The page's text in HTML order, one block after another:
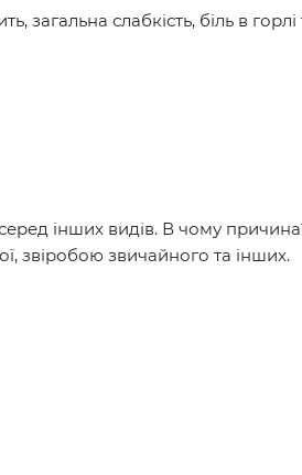
слабкість, біль в горлі
інших видів. В чому
звіробою звичайного та інших.